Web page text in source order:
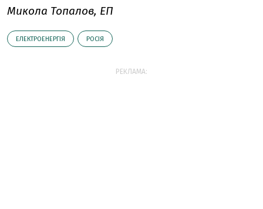
Микола Топалов, ЕП
ЕЛЕКТРОЕНЕРГІЯ РОСІЯ
РЕКЛАМА: